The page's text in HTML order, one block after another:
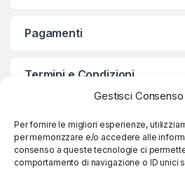
Gestisci
Per fornire le migliori esperienze,
per memorizzare e/o accedere alle
consenso a queste tecnologie ci
comportamento di navigazione o ID unici
Pagamenti
Termini e Condizioni